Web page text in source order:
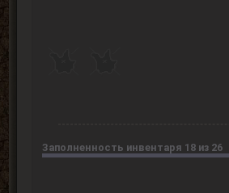
Заполненность инвентаря 18 из 26